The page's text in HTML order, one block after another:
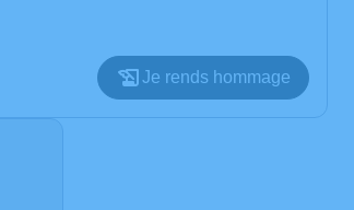
Je rends hommage